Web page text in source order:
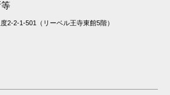
2-2-1-501（リーベル王寺東館5階）